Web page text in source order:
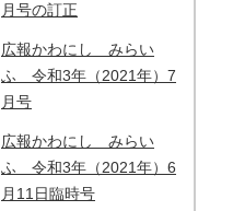
月号の訂正
広報かわにし みらい
ふ 令和3年（2021年）7
月号
広報かわにし みらい
ふ 令和3年（2021年）6
月11日臨時号